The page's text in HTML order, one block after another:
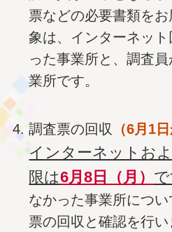
票などの必要書類を
象は、インターネッ
った事業所と、調査
業所です。
調査票の回収 （6月1
インターネットお
限は6月8日（月） で
なかった事業所につ
票の回収と確認を行い